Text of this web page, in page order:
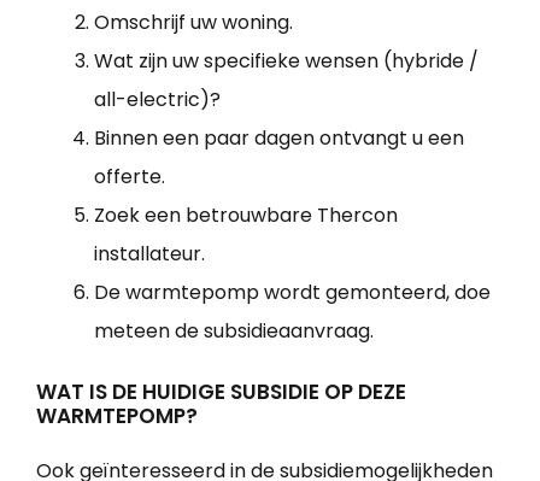
Omschrijf uw woning.
Wat zijn uw specifieke wensen (hybride /
all-electric)?
Binnen een paar dagen ontvangt u een
offerte.
Zoek een betrouwbare Thercon
installateur.
De warmtepomp wordt gemonteerd, doe
meteen de subsidieaanvraag.
WAT IS DE HUIDIGE SUBSIDIE OP DEZE
WARMTEPOMP?
Ook geïnteresseerd in de subsidiemogelijkheden